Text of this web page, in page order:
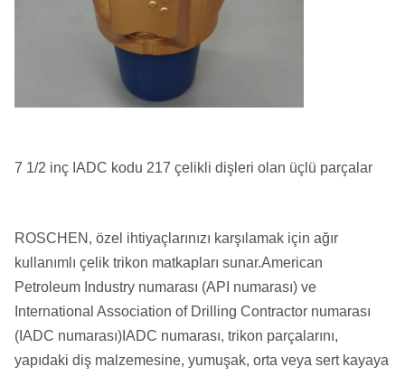
7 1/2 inç IADC kodu 217 çelikli dişleri olan üçlü parçalar
ROSCHEN, özel ihtiyaçlarınızı karşılamak için ağır
kullanımlı çelik trikon matkapları sunar.American
Petroleum Industry numarası (API numarası) ve
International Association of Drilling Contractor numarası
(IADC numarası)IADC numarası, trikon parçalarını,
yapıdaki diş malzemesine, yumuşak, orta veya sert kayaya